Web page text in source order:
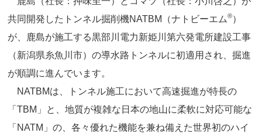
共同開発したトンネル掘削機NATBM（ナトビーエム®）
が、鹿島が施工する黒部川電力新姫川第六発電所建設工事
（新潟県糸魚川市）の導水路トンネルに初適用され、掘進
が順調に進んでいます。
NATBMは、トンネル施工において高速掘進が特長の
「TBM」と、地質が複雑な日本の地山に柔軟に対応可能な
「NATM」の、各々優れた機能を兼ね備えた世界初のハイ